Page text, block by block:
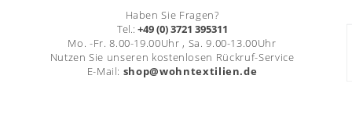
Haben Sie Fragen?
Tel.: +49 (0) 3721 395311
Mo. -Fr. 8.00-19.00Uhr , Sa. 9.00-13.00Uhr
Nutzen Sie unseren kostenlosen Rückruf-Service
E-Mail: shop@wohntextilien.de